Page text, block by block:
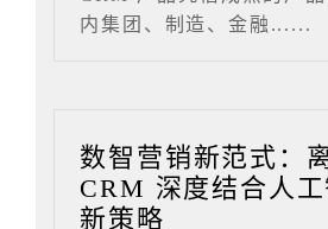
内集团、制造、金融......
数智营销新范式：
CRM 深度结合人工
新策略